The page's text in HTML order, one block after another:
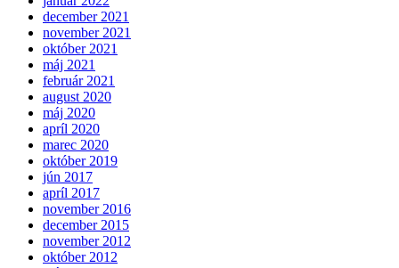
december 2021
november 2021
október 2021
máj 2021
február 2021
august 2020
máj 2020
apríl 2020
marec 2020
október 2019
jún 2017
apríl 2017
november 2016
december 2015
november 2012
október 2012